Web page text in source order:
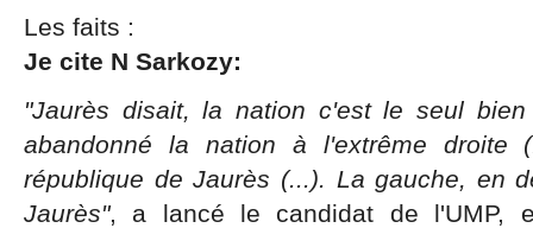
Les faits :
Je cite N Sarkozy:
"Jaurès disait, la nation c'est le seul
abandonné la nation à l'extrême
république de Jaurès (...). La gauche, en
Jaurès", a lancé le candidat de l'UMP,